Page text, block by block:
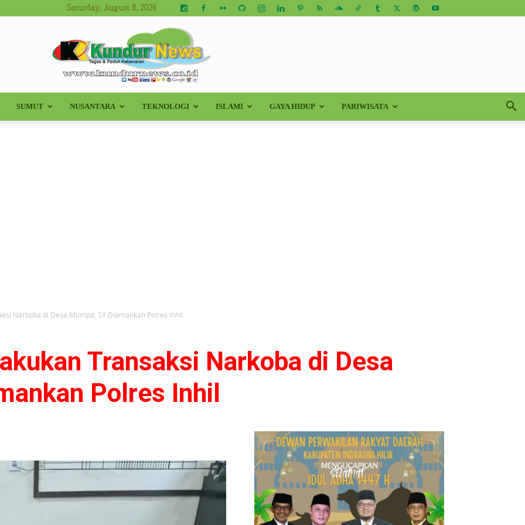
Saturday, August 8, 2026
Kundur
SUMUT NUSANTARA TEKNOLOGI ISLAMI GAYA HIDUP PARIWISATA
Narkoba di Desa Mumpa, SY Diamankan Polres Inhil
Transaksi Narkoba di Desa
Polres Inhil